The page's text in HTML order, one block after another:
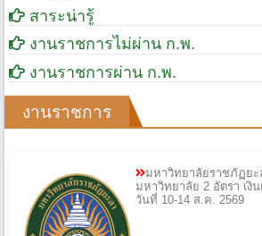
สาระน่ารู้
งานราชการไม่ผ่าน ก.พ.
งานราชการผ่าน ก.พ.
งานราชการ
มหาวิทยาลัยราชภัฏย
มหาวิทยาลัย 2 อัตรา เงิ
วันที่ 10-14 ส.ค. 2569